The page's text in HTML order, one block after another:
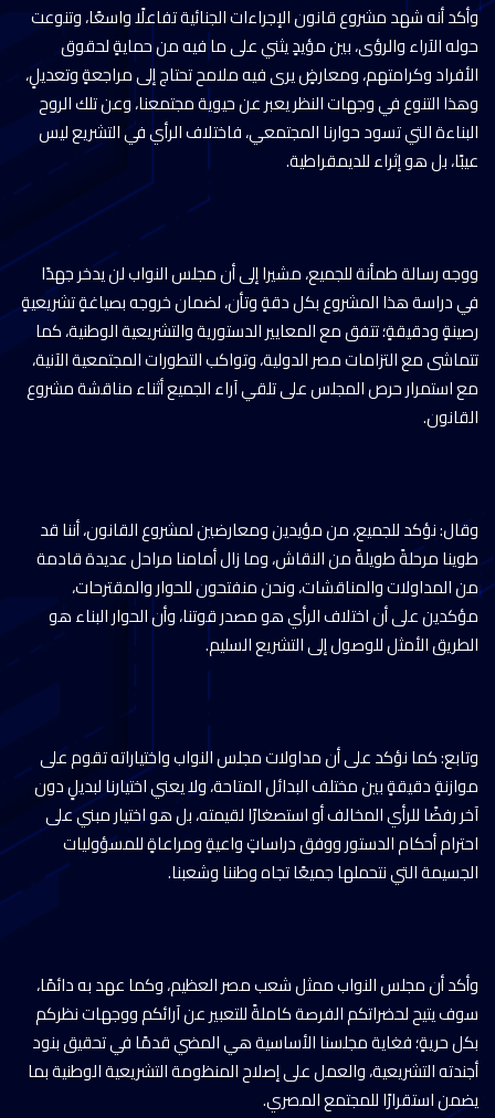
وأكد أنه شهد مشروع قانون الإجراءات الجنائية تفاعلًا واسعًا، وتنوعت
حوله الآراء والرؤى، بين مؤيدٍ يثني على ما فيه من حمايةٍ لحقوق
الأفراد وكرامتهم، ومعارضٍ يرى فيه ملامح تحتاج إلى مراجعةٍ وتعديلٍ،
وهذا التنوع في وجهات النظر يعبر عن حيوية مجتمعنا، وعن تلك الروح
البناءة التي تسود حوارنا المجتمعي، فاختلاف الرأي في التشريع ليس
عيبًا، بل هو إثراء للديمقراطية.
ووجه رسالة طمأنة للجميع، مشيرا إلى أن مجلس النواب لن يدخر جهدًا
في دراسة هذا المشروع بكل دقةٍ وتأن، لضمان خروجه بصياغةٍ تشريعيةٍ
رصينةٍ ودقيقةٍ؛ تتفق مع المعايير الدستورية والتشريعية الوطنية، كما
تتماشى مع التزامات مصر الدولية، وتواكب التطورات المجتمعية الآنية،
مع استمرار حرص المجلس على تلقي آراء الجميع أثناء مناقشة مشروع
القانون.
وقال: نؤكد للجميع، من مؤيدين ومعارضين لمشروع القانون، أننا قد
طوينا مرحلةً طويلةً من النقاش، وما زال أمامنا مراحل عديدة قادمة
من المداولات والمناقشات، ونحن منفتحون للحوار والمقترحات،
مؤكدين على أن اختلاف الرأي هو مصدر قوتنا، وأن الحوار البناء هو
الطريق الأمثل للوصول إلى التشريع السليم.
وتابع: كما نؤكد على أن مداولات مجلس النواب واختياراته تقوم على
موازنةٍ دقيقةٍ بين مختلف البدائل المتاحة، ولا يعني اختيارنا لبديلٍ دون
آخر رفضًا للرأي المخالف أو استصغارًا لقيمته، بل هو اختيار مبني على
احترام أحكام الدستور ووفق دراساتٍ واعيةٍ ومراعاةٍ للمسؤوليات
الجسيمة التي نتحملها جميعًا تجاه وطننا وشعبنا.
وأكد أن مجلس النواب ممثل شعب مصر العظيم، وكما عهد به دائمًا،
سوف يتيح لحضراتكم الفرصة كاملةً للتعبير عن آرائكم ووجهات نظركم
بكل حريةٍ؛ فغاية مجلسنا الأساسية هي المضي قدمًا في تحقيق بنود
أجندته التشريعية، والعمل على إصلاح المنظومة التشريعية الوطنية بما
يضمن استقرارًا للمجتمع المصري.